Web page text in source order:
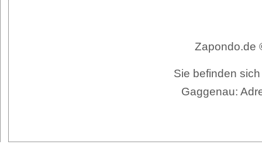
Zapondo.de
Sie befinden
Gaggenau: